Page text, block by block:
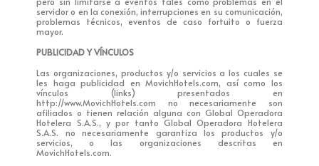
servidor o en la conexión, interrupciones en su comunicación,
problemas técnicos, eventos de caso fortuito o fuerza
mayor.
PUBLICIDAD Y VÍNCULOS
Las organizaciones, productos y/o servicios a los cuales se
les haga publicidad en MovichHotels.com, así como los
vínculos (links) presentados en
http://www.MovichHotels.com no necesariamente son
afiliados o tienen relación alguna con Global Operadora
Hotelera S.A.S., y por tanto Global Operadora Hotelera
S.A.S. no necesariamente garantiza los productos y/o
servicios, o las organizaciones descritas en
MovichHotels.com.